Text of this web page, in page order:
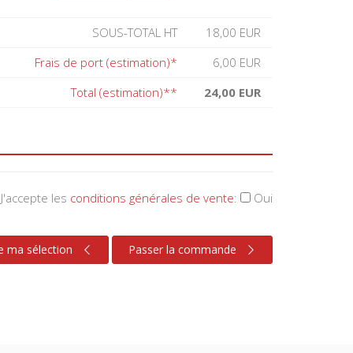
SOUS-TOTAL HT
18,00 EUR
Frais de port (estimation)*
6,00 EUR
Total (estimation)**
24,00 EUR
J'accepte les conditions générales de vente: Oui
ma sélection Passer la commande